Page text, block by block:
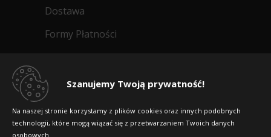
Szanujemy Twoją prywatność!
Na naszej stronie korzystamy z plików cookies oraz innych podobnych
technologii, które mogą wiązać się z przetwarzaniem Twoich danych
osobowych.
Dostawa
Formy Płatności
Dlaczego warto kupić w 24opony.pl
Raty